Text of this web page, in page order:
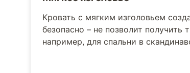
Кровать с мягким изголовьем
безопасно – не позволит получить
например, для спальни в